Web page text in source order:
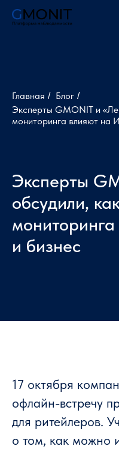
Главная / Блог /
Эксперты GMONIT и
мониторинга влияют на
Эксперты
обсудили,
и бизнес
17 октября
офлайн-встречу
для ритейлеров.
о том, как можно